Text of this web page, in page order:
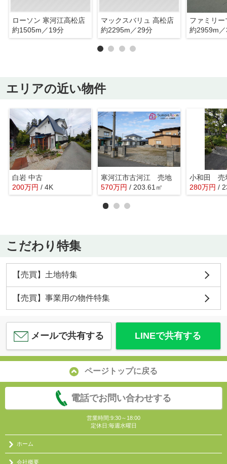
ローソン 寒河江高松店
約1505m／19分
マックスバリュ 高松店
約2295m／29分
約2959m
エリアの近い物件
白岩 中古
200万円 / 4K
寒河江市古河江 売地
570万円 / 203.61㎡
小和田 売
280万円 /
こだわり特集
【売買】土地特集
【売買】事業用の物件特集
メールで共有する LINEで共有する
ページトップに戻る
電話でお問い合わせする
営業時間:9:30～18:00
定休日:毎週水曜日
ホーム
会社概要